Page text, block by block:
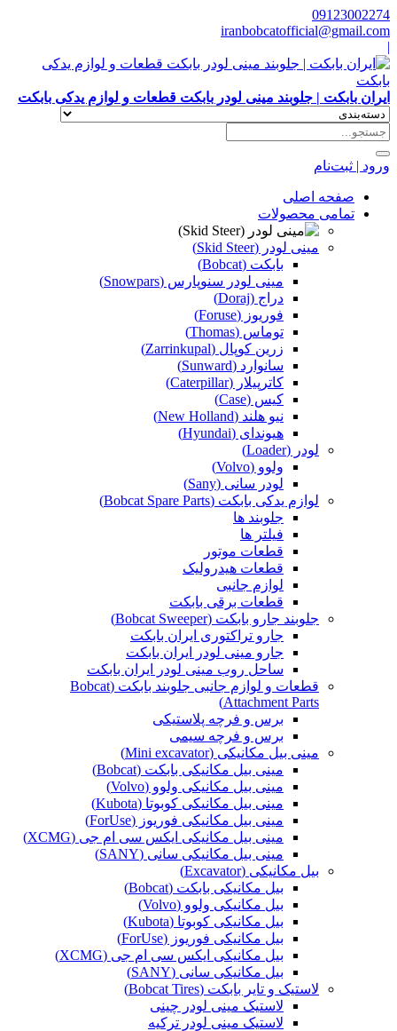
09123002274
iranbobcatofficial@gmail.com
|
ایران بابکت | جلوبند مینی لودر بابکت قطعات و لوازم یدکی بابکت
ورود | ثبت‌نام
صفحه اصلی
تمامی محصولات
مینی لودر (Skid Steer)
بابکت (Bobcat)
مینی لودر سنوپارس (Snowpars)
دراج (Doraj)
فوریوز (Foruse)
توماس (Thomas)
زرین کوپال (Zarrinkupal)
سانوارد (Sunward)
کاترپیلار (Caterpillar)
کیس (Case)
نیو هلند (New Holland)
هیوندای (Hyundai)
لودر (Loader)
ولوو (Volvo)
لودر سانی (Sany)
لوازم یدکی بابکت (Bobcat Spare Parts)
جلوبند ها
فیلتر ها
قطعات موتور
قطعات هیدرولیک
لوازم جانبی
قطعات برقی بابکت
جلوبند جارو بابکت (Bobcat Sweeper)
جارو تراکتوری ایران بابکت
جارو مینی لودر ایران بابکت
ساحل روب مینی لودر ایران بابکت
قطعات و لوازم جانبی جلوبند بابکت (Bobcat
Attachment Parts)
برس و فرچه پلاستیکی
برس و فرچه سیمی
مینی بیل مکانیکی (Mini excavator)
مینی بیل مکانیکی بابکت (Bobcat)
مینی بیل مکانیکی ولوو (Volvo)
مینی بیل مکانیکی کوبوتا (Kubota)
مینی بیل مکانیکی فوریوز (ForUse)
مینی بیل مکانیکی ایکس سی ام جی (XCMG)
مینی بیل مکانیکی سانی (SANY)
بیل مکانیکی (Excavator)
بیل مکانیکی بابکت (Bobcat)
بیل مکانیکی ولوو (Volvo)
بیل مکانیکی کوبوتا (Kubota)
بیل مکانیکی فوریوز (ForUse)
بیل مکانیکی ایکس سی ام جی (XCMG)
بیل مکانیکی سانی (SANY)
لاستیک و تایر بابکت (Bobcat Tires)
لاستیک مینی لودر چینی
لاستیک مینی لودر ترکیه